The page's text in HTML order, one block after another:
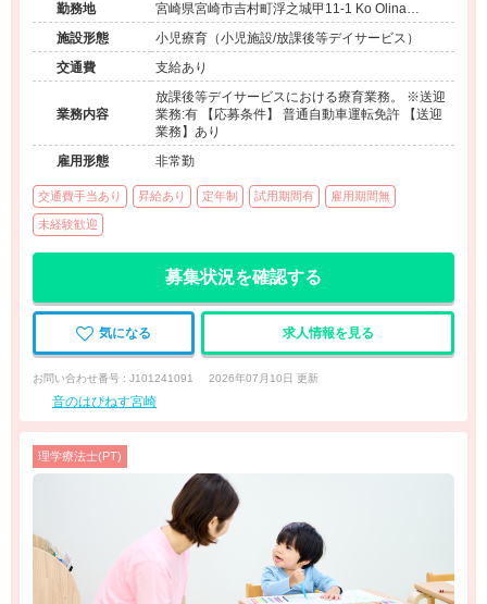
勤務地
宮崎県宮崎市吉村町浮之城甲11-1 Ko Olina
Ukinojo 1-A
施設形態
小児療育（小児施設/放課後等デイサービス）
交通費
支給あり
業務内容
放課後等デイサービスにおける療育業務。 ※送迎
業務:有 【応募条件】 普通自動車運転免許 【送迎
業務】あり
雇用形態
非常勤
交通費手当あり 昇給あり 定年制 試用期間有 雇用期間無
未経験歓迎
募集状況を確認する
気になる 求人情報を見る
お問い合わせ番号 : J101241091 2026年07月10日 更新
音のはぴねす宮崎
理学療法士(PT)